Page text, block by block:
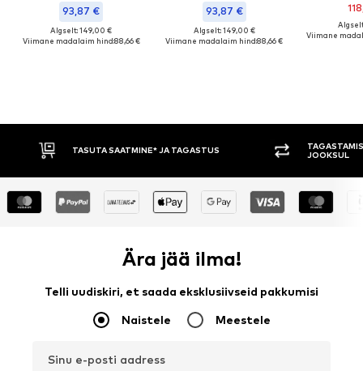
93,87 €
Algselt: 149,00 €
Viimane madalaim hind:88,66 €
93,87 €
Algselt: 149,00 €
Viimane madalaim hind:88,66 €
Viimane
TAGASTAMISE ÕIGUS 30 PÄEVA
JOOKSUL
Ära jää ilma!
Telli uudiskiri, et saada eksklusiivseid pakkumisi
Naistele Meestele
Sinu e-posti aadress